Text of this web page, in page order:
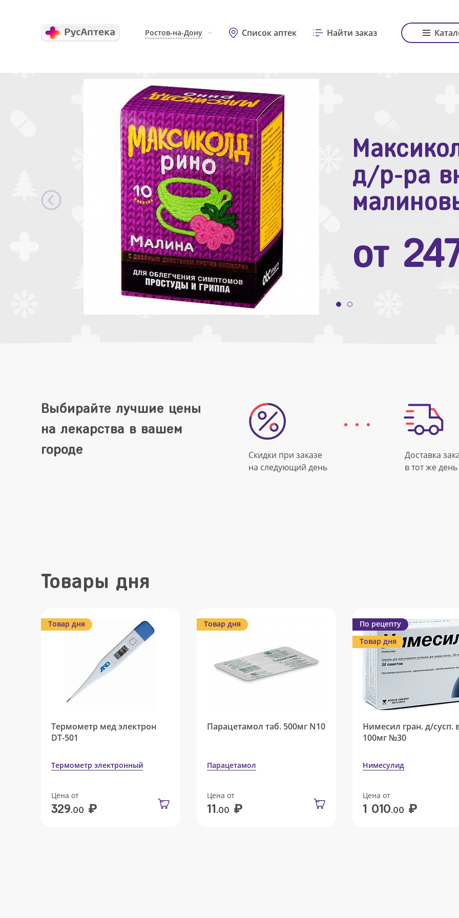
Ростов-на-Дону Список аптек Найти заказ
д/р-ра
от
Зодак
№10
от
Выбирайте лучшие цены
на лекарства в вашем
городе
Скидки при заказе
на следующий день
Доставка
в тот же день
Товары дня
Товар дня
Термометр мед электрон
DT-501
Термометр электронный
Цена от
329.00 ₽
Товар дня
Парацетамол таб. 500мг N10
Парацетамол
Цена от
11.00 ₽
По рецепту
Товар дня
Нимесил гран. д/сусп.
100мг №30
Нимесулид
Цена от
1 010.00 ₽